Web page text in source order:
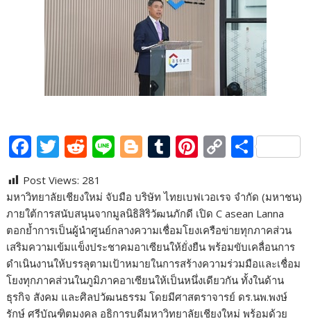
F
e
b
o
o
k
T
itt
er
R
d
di
t
Li
e
Bl
g
g
er
T
m
bl
r
Pi
er
e
st
C
p
y
Li
n
k
S
ar
e
Post Views: 281
มหาวิทยาลัยเชียงใหม่ จับมือ บริษัท ไทยเบฟเวอเรจ จำกัด (มหาชน)
ภายใต้การสนับสนุนจากมูลนิธิสิริวัฒนภักดี เปิด C asean Lanna
ตอกย้ำการเป็นผู้นำศูนย์กลางความเชื่อมโยงเครือข่ายทุกภาคส่วน
เสริมความเข้มแข็งประชาคมอาเซียนให้ยั่งยืน พร้อมขับเคลื่อนการ
ดำเนินงานให้บรรลุตามเป้าหมายในการสร้างความร่วมมือและเชื่อม
โยงทุกภาคส่วนในภูมิภาคอาเซียนให้เป็นหนึ่งเดียวกัน ทั้งในด้าน
ธุรกิจ สังคม และศิลปวัฒนธรรม โดยมีศาสตราจารย์ ดร.นพ.พงษ์
รักษ์ ศรีบัณฑิตมงคล อธิการบดีมหาวิทยาลัยเชียงใหม่ พร้อมด้วย